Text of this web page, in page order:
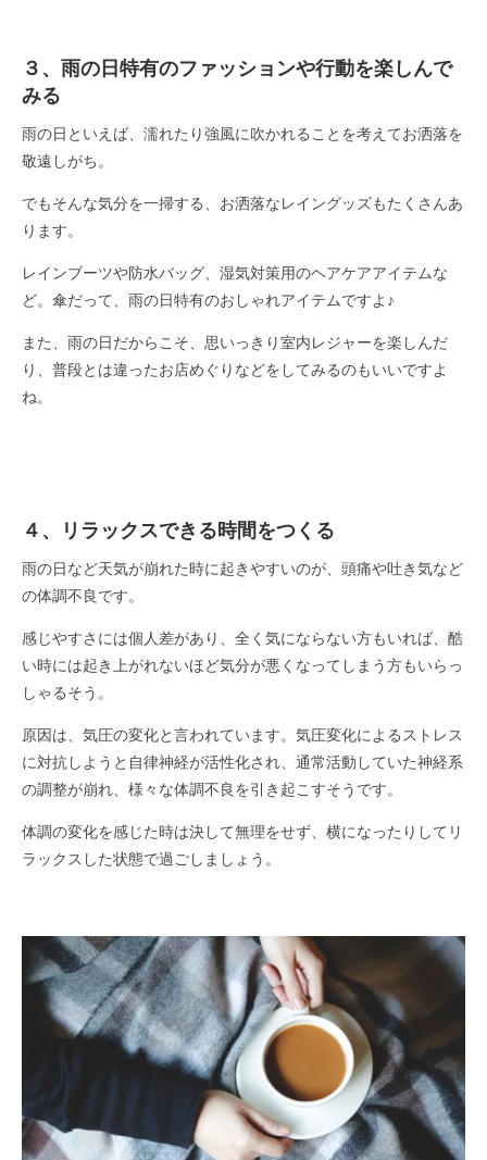
３、雨の日特有のファッションや行動を楽しんで
みる
雨の日といえば、濡れたり強風に吹かれることを考えてお洒落を
敬遠しがち。
でもそんな気分を一掃する、お洒落なレイングッズもたくさんあ
ります。
レインブーツや防水バッグ、湿気対策用のヘアケアアイテムな
ど。傘だって、雨の日特有のおしゃれアイテムですよ♪
また、雨の日だからこそ、思いっきり室内レジャーを楽しんだ
り、普段とは違ったお店めぐりなどをしてみるのもいいですよ
ね。
４、リラックスできる時間をつくる
雨の日など天気が崩れた時に起きやすいのが、頭痛や吐き気など
の体調不良です。
感じやすさには個人差があり、全く気にならない方もいれば、酷
い時には起き上がれないほど気分が悪くなってしまう方もいらっ
しゃるそう。
原因は、気圧の変化と言われています。気圧変化によるストレス
に対抗しようと自律神経が活性化され、通常活動していた神経系
の調整が崩れ、様々な体調不良を引き起こすそうです。
体調の変化を感じた時は決して無理をせず、横になったりしてリ
ラックスした状態で過ごしましょう。